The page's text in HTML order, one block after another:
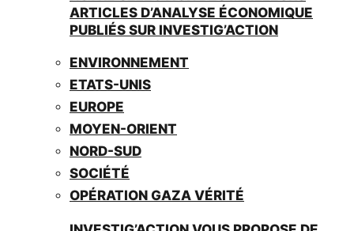
ARTICLES D’ANALYSE ÉCONOMIQUE
PUBLIÉS SUR INVESTIG’ACTION
ENVIRONNEMENT
ETATS-UNIS
EUROPE
MOYEN-ORIENT
NORD-SUD
SOCIÉTÉ
OPÉRATION GAZA VÉRITÉ